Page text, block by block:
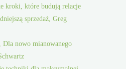
kroki, które budują relacje
sprzedaż, Greg
Dla nowo mianowanego